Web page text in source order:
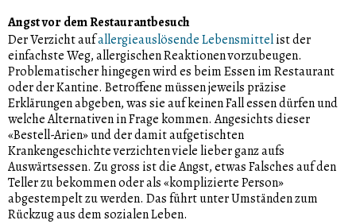
Angst vor dem Restaurantbesuch
Der Verzicht aufallergieauslösende Lebensmittelist der
einfachste Weg, allergischen Reaktionen vorzubeugen.
Problematischer hingegen wird es beim Essen im Restaurant
oder der Kantine. Betroffene müssen jeweils präzise
Erklärungen abgeben, was sie auf keinen Fall essen dürfen und
welche Alternativen in Frage kommen. Angesichts dieser
«Bestell-Arien» und der damit aufgetischten
Krankengeschichte verzichten viele lieber ganz aufs
Auswärtsessen. Zu gross ist die Angst, etwas Falsches auf den
Teller zu bekommen oder als «komplizierte Person»
abgestempelt zu werden. Das führt unter Umständen zum
Rückzug aus dem sozialen Leben.